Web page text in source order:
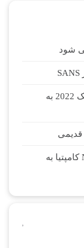
ارائه دوره اشتراک گذاری اینترنت در میکروتیک 2022 به
ارائه دوره جدید Network+ 2022 کد N10-008 کامپتیا به